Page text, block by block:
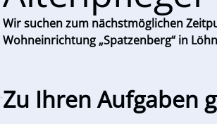
Wir suchen zum nächstmöglichen
Wohneinrichtung „Spatzenberg“ in
Zu Ihren Aufgaben